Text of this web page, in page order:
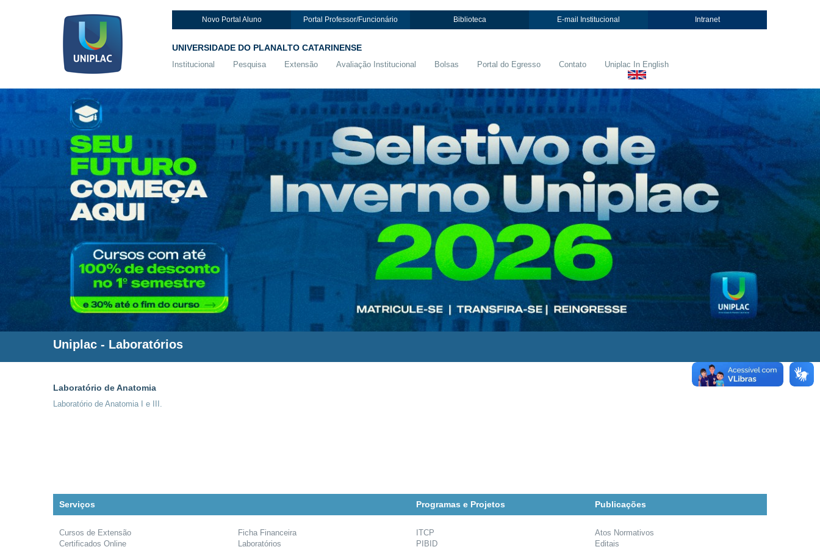
Novo Portal Aluno Portal Professor/Funcionário Biblioteca E-mail Institucional Intranet
UNIVERSIDADE DO PLANALTO CATARINENSE
Institucional Pesquisa Extensão Avaliação Institucional Bolsas Portal do Egresso Contato Uniplac In English
Uniplac - Laboratórios
Laboratório de Anatomia
Laboratório de Anatomia I e III.
Serviços
Cursos de Extensão
Certificados Online
Ficha Financeira
Laboratórios
Programas e Projetos
ITCP
PIBID
Publicações
Atos Normativos
Editais